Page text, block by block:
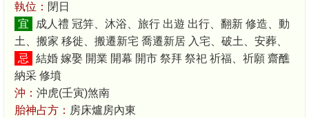
執位： 閉日
宜
成人禮 冠笄、沐浴、旅行 出遊 出行、翻新 修造、動
土、搬家 移徙、搬遷新宅 喬遷新居 入宅、破土、安葬、
忌
結婚 嫁娶 開業 開幕 開市 祭拜 祭祀 祈福、祈願 齋醮
納采 修墳
沖： 沖虎(壬寅)煞南
胎神占方： 房床爐房內東